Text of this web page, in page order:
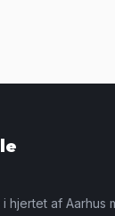
hjertet af Aarhus